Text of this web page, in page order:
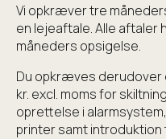
Vi opkræver tre
en lejeaftale. Alle aftaler
måneders opsigelse.
Du opkræves derudover
kr. excl. moms for
oprettelse i
printer samt introduktion